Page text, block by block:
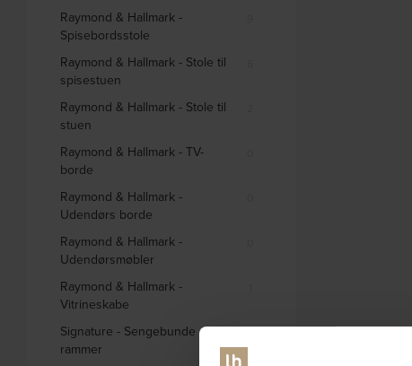
Raymond & Hallmark -
Spisebordsstole
Raymond & Hallmark - Stole til
spisestuen
Raymond & Hallmark - Stole til
stuen
Raymond & Hallmark - TV-
borde
Raymond & Hallmark -
Udendørs borde
Raymond & Hallmark -
Udendørsmøbler
Raymond & Hallmark -
Vitrineskabe
Signature - Sengebunde og
rammer